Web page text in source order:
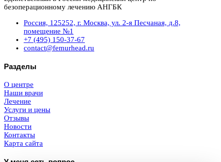
безоперационному лечению АНГБК
Россия, 125252, г. Москва, ул. 2-я Песчаная, д.8,
помещение №1
+7 (495) 150-37-67
contact@femurhead.ru
Разделы
О центре
Наши врачи
Лечение
Услуги и цены
Отзывы
Новости
Контакты
Карта сайта